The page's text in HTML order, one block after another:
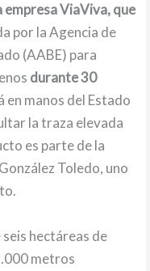
ViaViva, que
por la Agencia de
(AABE) para
durante 30
en manos del Estado
la traza elevada
es parte de la
Toledo, uno
hectáreas de
metros